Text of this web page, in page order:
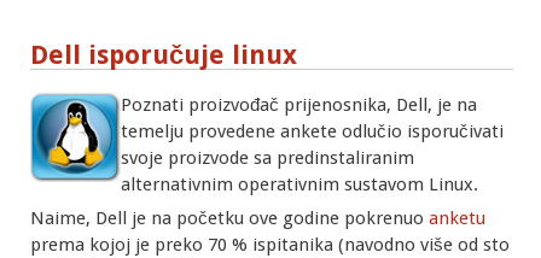
Dell isporučuje linux
Poznati proizvođač prijenosnika, Dell, je na
temelju provedene ankete odlučio isporučivati
svoje proizvode sa predinstaliranim
alternativnim operativnim sustavom Linux.
Naime, Dell je na početku ove godine pokrenuo anketu
prema kojoj je preko 70 % ispitanika (navodno više od sto